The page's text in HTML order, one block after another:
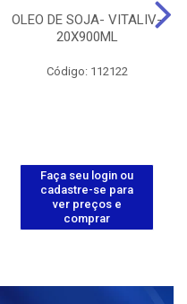
OLEO DE SOJA- VITALIV-
20X900ML
Código: 112122
Faça seu login ou
cadastre-se para
ver preços e
comprar